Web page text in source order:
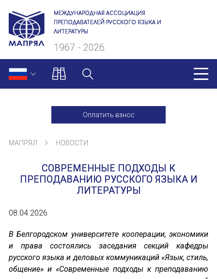
МЕЖДУНАРОДНАЯ АССОЦИАЦИЯ
ПРЕПОДАВАТЕЛЕЙ РУССКОГО ЯЗЫКА И
ЛИТЕРАТУРЫ
1967 - 2026
Оплатить взнос
О нас
Президиум
Ревизионная комиссия
Секретариат
Члены МАПРЯЛ
Устав МАПРЯЛ
Вступить в МАПРЯЛ
МАПРЯЛ НОВОСТИ
СОВРЕМЕННЫЕ ПОДХОДЫ К
ПРЕПОДАВАНИЮ РУССКОГО ЯЗЫКА И
ЛИТЕРАТУРЫ
08.04.2026
В Белгородском университете кооперации, экономики
и права состоялись заседания секций кафедры
русского языка и деловых коммуникаций «Язык, стиль,
общение» и «Современные подходы к преподаванию